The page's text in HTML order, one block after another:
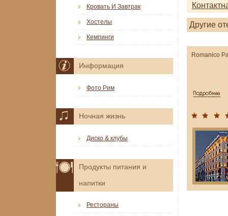
Другие
Romanico
Кровать И Завтрак
Хостелы
Кемпинги
Информация
Фото Рим
Ночная жизнь
Диско & клубы
Продукты питания и
напитки
Рестораны